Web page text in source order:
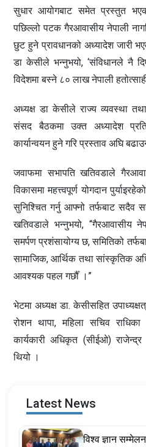
सुधार आयोगबाट समेत प्रस्तुत
पछिल्लो पटक गैरआवासीय नेपाली
छुट हुने प्रावधानको अध्यादेश जारी
डा केसीले भन्नुभयो, ‘संविधानले नै
विदेशमा बस्ने ८० लाख नेपाली
अध्यक्ष डा केसीले राज्य व्यवस्था
संसद बैठकमा उक्त अध्यादेश
कार्यान्वयन हुने गरि प्रस्ताव अघि
जवाफमा सभापति खतिवडाले
विकासमा महत्त्वपूर्ण योगदान
सुनिश्चित गर्नु आफ्नो तर्फबाट सदैव
खतिवडाले भन्नुभयो, “गैरआवासीय
समर्पण प्रशंसायोग्य छ, समितिको
सामाजिक, आर्थिक तथा सांस्कृतिक
आवश्यक पहल गर्छौँ ।”
भेटमा अध्यक्ष डा. केसीसहित
रोशन थापा, महिला सचिव
कार्यकारी अधिकृत (सीईओ)
थियो ।
Latest News
विश्व ज्ञान